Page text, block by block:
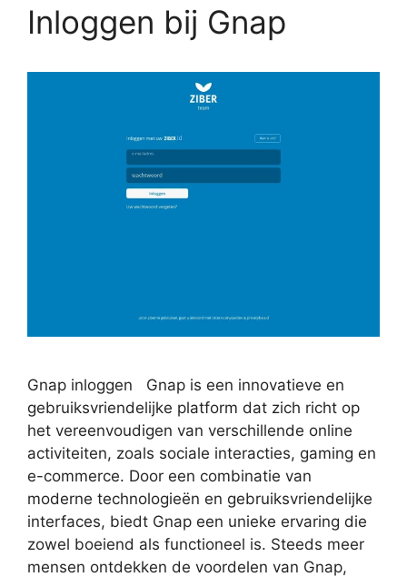
Inloggen bij Gnap
Gnap inloggen Gnap is een innovatieve en
gebruiksvriendelijke platform dat zich richt op
het vereenvoudigen van verschillende online
activiteiten, zoals sociale interacties, gaming en
e-commerce. Door een combinatie van
moderne technologieën en gebruiksvriendelijke
interfaces, biedt Gnap een unieke ervaring die
zowel boeiend als functioneel is. Steeds meer
mensen ontdekken de voordelen van Gnap,